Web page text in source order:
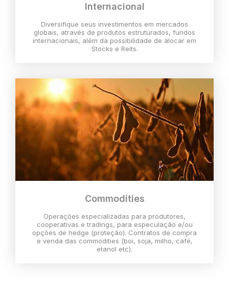
Internacional
Diversifique seus investimentos em mercados
globais, através de produtos estruturados, fundos
internacionais, além da possibilidade de alocar em
Stocks e Reits.
Commodities
Operações especializadas para produtores,
cooperativas e tradings, para especulação e/ou
opções de hedge (proteção). Contratos de compra
e venda das commodities (boi, soja, milho, café,
etanol etc).